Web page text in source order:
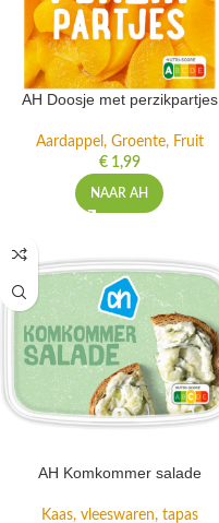
AH Doosje met perzikpartjes
Aardappel, Groente, Fruit
€1,99
NAAR AH
AH Komkommer salade
Kaas, vleeswaren, tapas